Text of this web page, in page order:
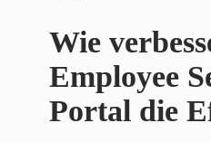
Wie
Employee
Portal die